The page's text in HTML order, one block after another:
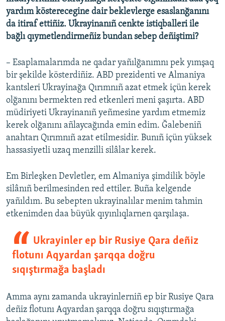
yardım kösterecegine dair beklevlerge esaslanğanını
da itiraf ettiñiz. Ukrayinanıñ cenkte istiqballeri ile
bağlı qıymetlendirmeñiz bundan sebep deñiştimi?
– Esaplamalarımda ne qadar yañılğanımnı pek yımşaq
bir şekilde kösterdiñiz. ABD prezidenti ve Almaniya
kantsleri Ukrayinağa Qırımnıñ azat etmek içün kerek
olğanını bermekten red etkenleri meni şaşırta. ABD
müdiriyeti Ukrayinanıñ yeñmesine yardım etmemiz
kerek olğanını añlaycağında emin edim. Ğalebeniñ
anahtarı Qırımnıñ azat etilmesidir. Bunıñ içün yüksek
hassasiyetli uzaq menzilli silâlar kerek.
Em Birleşken Devletler, em Almaniya şimdilik böyle
silânıñ berilmesinden red ettiler. Buña kelgende
yañıldım. Bu sebepten ukrayinalılar menim tahmin
etkenimden daa büyük qıyınlıqlarnen qarşılaşa.
Ukrayinler ep bir Rusiye Qara deñiz
flotunı Aqyardan şarqqa doğru
sıqıştırmağa başladı
Amma aynı zamanda ukrayinlerniñ ep bir Rusiye Qara
deñiz flotunı Aqyardan şarqqa doğru sıqıştırmağa